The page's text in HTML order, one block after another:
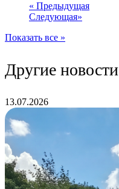
« Предыдущая
Следующая»
Показать все »
Другие новости
13.07.2026